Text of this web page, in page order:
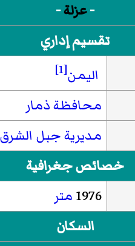
-عزلة-
تقسيم إداري
اليمن[1]
محافظة ذمار
مديرية جبل الشرق
خصائص جغرافية
1976 متر
السكان